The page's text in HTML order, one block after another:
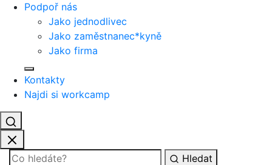
Podpoř nás
Jako jednodlivec
Jako zaměstnanec*kyně
Jako firma
Kontakty
Najdi si workcamp
Hledat